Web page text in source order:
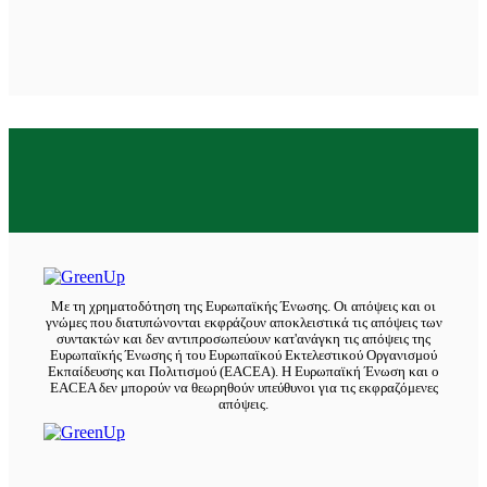
Με τη χρηματοδότηση της Ευρωπαϊκής Ένωσης. Οι απόψεις και οι
γνώμες που διατυπώνονται εκφράζουν αποκλειστικά τις απόψεις των
συντακτών και δεν αντιπροσωπεύουν κατ'ανάγκη τις απόψεις της
Ευρωπαϊκής Ένωσης ή του Ευρωπαϊκού Εκτελεστικού Οργανισμού
Εκπαίδευσης και Πολιτισμού (EACEA). Η Ευρωπαϊκή Ένωση και ο
EACEA δεν μπορούν να θεωρηθούν υπεύθυνοι για τις εκφραζόμενες
απόψεις.